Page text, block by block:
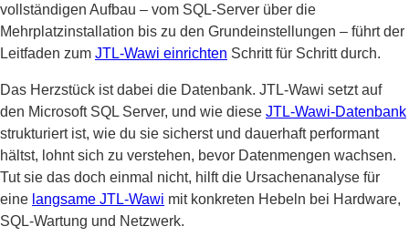
vollständigen Aufbau – vom SQL-Server über die
Mehrplatzinstallation bis zu den Grundeinstellungen – führt der
Leitfaden zum JTL-Wawi einrichten Schritt für Schritt durch.
Das Herzstück ist dabei die Datenbank. JTL-Wawi setzt auf
den Microsoft SQL Server, und wie diese JTL-Wawi-Datenbank
strukturiert ist, wie du sie sicherst und dauerhaft performant
hältst, lohnt sich zu verstehen, bevor Datenmengen wachsen.
Tut sie das doch einmal nicht, hilft die Ursachenanalyse für
eine langsame JTL-Wawi mit konkreten Hebeln bei Hardware,
SQL-Wartung und Netzwerk.